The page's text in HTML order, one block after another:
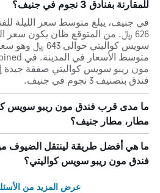
للمقارنة بفنادق 3 نجوم في جنيف؟
626 ﷼. من المتوقع ظان يكون سعر
مون ريبو سويس كواليتي صفقة جيدة
فندق بتصنيف 3 نجوم في جنيف.
ما مدى قرب فندق مون ريبو سويس
مطار، مطار جنيف؟
ما هي أفضل طريقة لينتقل الضيوف
فندق مون ريبو سويس كواليتي؟
عرض المزيد من